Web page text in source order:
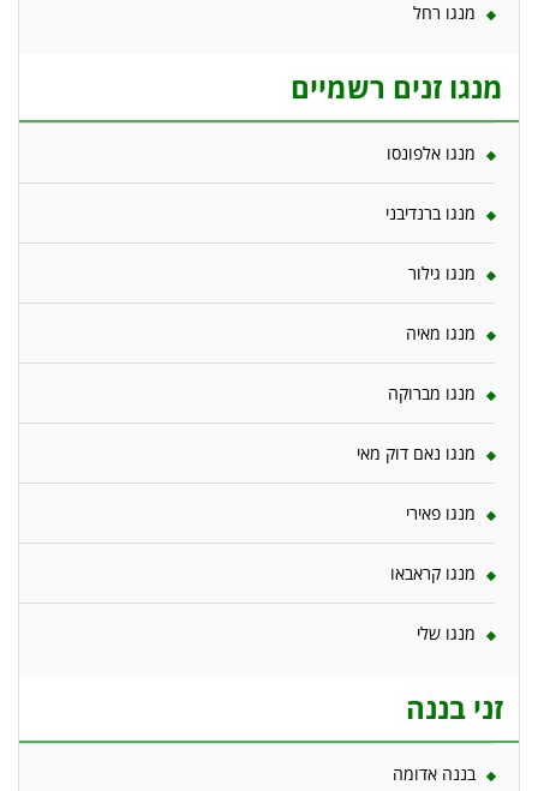
מנגו רחל
מנגו זנים רשמיים
מנגו אלפונסו
מנגו ברנדיבני
מנגו גילור
מנגו מאיה
מנגו מברוקה
מנגו נאם דוק מאי
מנגו פאירי
מנגו קראבאו
מנגו שלי
זני בננה
בננה אדומה